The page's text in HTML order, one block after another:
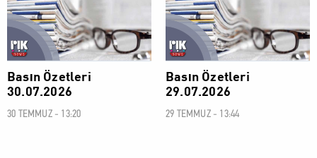
Basın Özetleri
30.07.2026
30 TEMMUZ - 13:20
Basın Özetleri
29.07.2026
29 TEMMUZ - 13:44